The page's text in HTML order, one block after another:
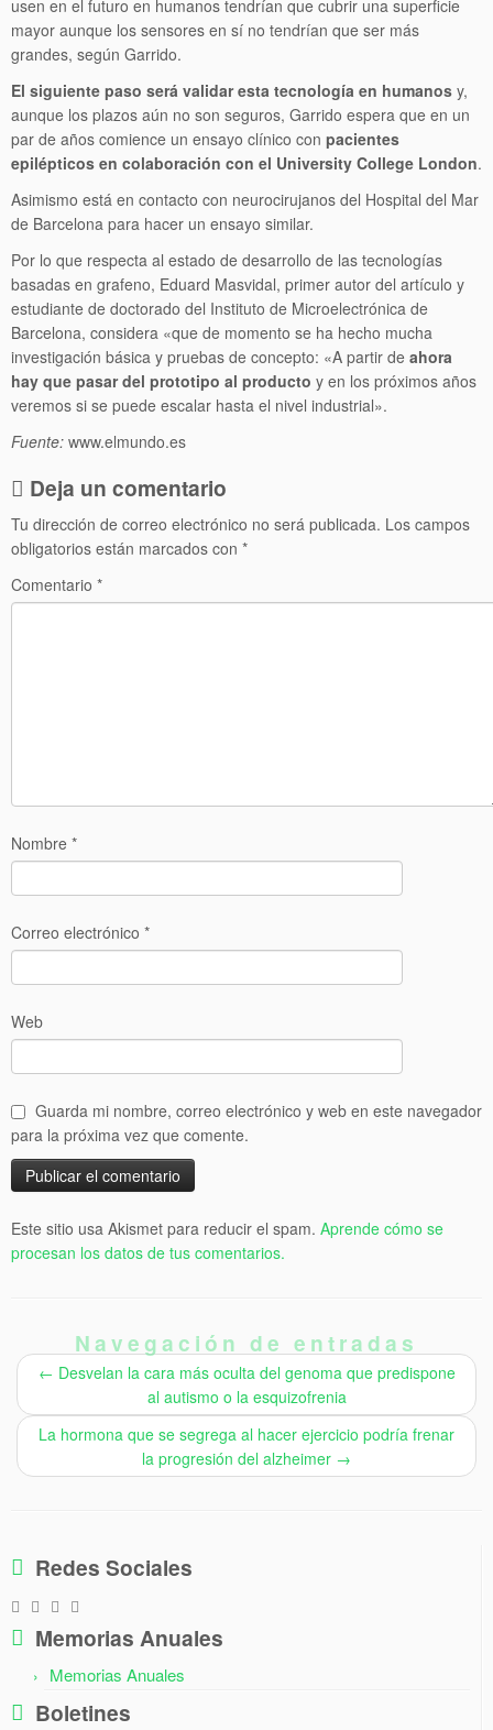
usen en el futuro en humanos tendrían que cubrir una superficie
mayor aunque los sensores en sí no tendrían que ser más
grandes, según Garrido.
El siguiente paso será validar esta tecnología en humanos y,
aunque los plazos aún no son seguros, Garrido espera que en un
par de años comience un ensayo clínico con pacientes
epilépticos en colaboración con el University College London.
Asimismo está en contacto con neurocirujanos del Hospital del Mar
de Barcelona para hacer un ensayo similar.
Por lo que respecta al estado de desarrollo de las tecnologías
basadas en grafeno, Eduard Masvidal, primer autor del artículo y
estudiante de doctorado del Instituto de Microelectrónica de
Barcelona, considera «que de momento se ha hecho mucha
investigación básica y pruebas de concepto: «A partir de ahora
hay que pasar del prototipo al producto y en los próximos años
veremos si se puede escalar hasta el nivel industrial».
Fuente: www.elmundo.es
Deja un comentario
Tu dirección de correo electrónico no será publicada. Los campos
obligatorios están marcados con *
Comentario *
Nombre *
Correo electrónico *
Web
Guarda mi nombre, correo electrónico y web en este navegador
para la próxima vez que comente.
Este sitio usa Akismet para reducir el spam. Aprende cómo se
procesan los datos de tus comentarios.
Navegación de entradas
← Desvelan la cara más oculta del genoma que predispone
al autismo o la esquizofrenia
La hormona que se segrega al hacer ejercicio podría frenar
la progresión del alzheimer →
Redes Sociales
Memorias Anuales
Memorias Anuales
Boletines